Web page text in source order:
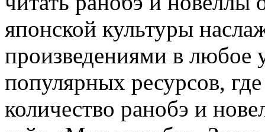
японской культуры
произведениями в любое
популярных ресурсов,
количество ранобэ и